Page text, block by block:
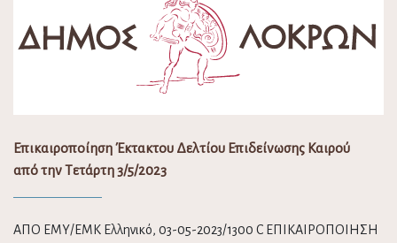
Επικαιροποίηση Έκτακτου Δελτίου Επιδείνωσης Καιρού
από την Τετάρτη 3/5/2023
ΑΠΟ ΕΜΥ/ΕΜΚ Ελληνικό, 03-05-2023/1300 C ΕΠΙΚΑΙΡΟΠΟΙΗΣΗ